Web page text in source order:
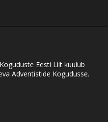
Eesti Liit kuulub
Adventistide Kogudusse.